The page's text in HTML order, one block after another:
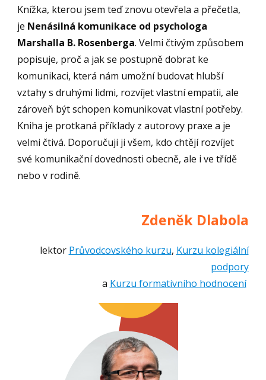
Knížka, kterou jsem teď znovu otevřela a přečetla,
je Nenásilná komunikace od psychologa
Marshalla B. Rosenberga. Velmi čtivým způsobem
popisuje, proč a jak se postupně dobrat ke
komunikaci, která nám umožní budovat hlubší
vztahy s druhými lidmi, rozvíjet vlastní empatii, ale
zároveň být schopen komunikovat vlastní potřeby.
Kniha je protkaná příklady z autorovy praxe a je
velmi čtivá. Doporučuji ji všem, kdo chtějí rozvíjet
své komunikační dovednosti obecně, ale i ve třídě
nebo v rodině.
Zdeněk Dlabola
lektor Průvodcovského kurzu, Kurzu kolegiální
podpory
a Kurzu formativního hodnocení